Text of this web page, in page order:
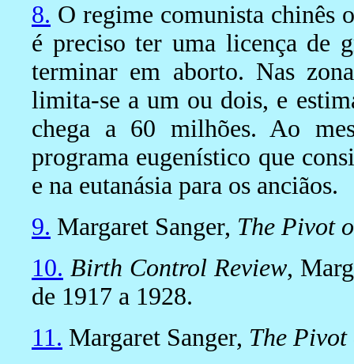
8. O regime comunista chinês
é preciso ter uma licença de
terminar em aborto. Nas
limita-se a um ou dois, e
chega a 60 milhões. Ao
programa eugenístico que
e na eutanásia para os anciãos.
9. Margaret Sanger, The Pivot
10. Birth Control Review,
de 1917 a 1928.
11. Margaret Sanger, The